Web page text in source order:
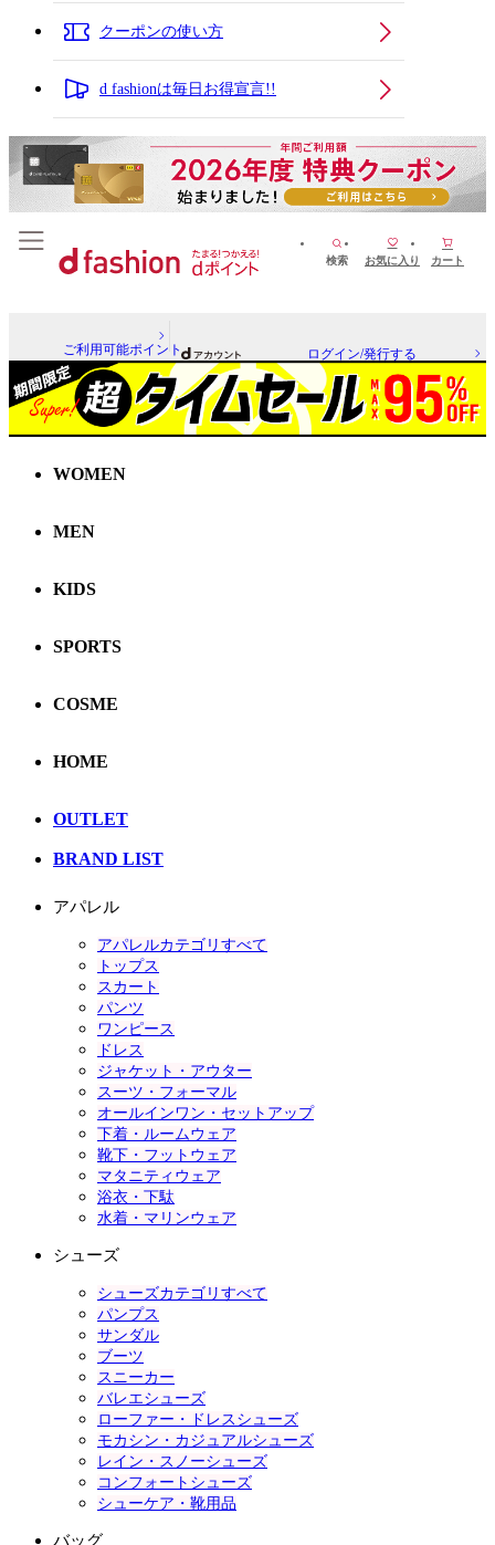
クーポンの使い方
d fashionは毎日お得宣言!!
検索 お気に入り カート
ご利用可能ポイント ログイン/発行する
WOMEN
MEN
KIDS
SPORTS
COSME
HOME
OUTLET
BRAND LIST
アパレル
アパレルカテゴリすべて
トップス
スカート
パンツ
ワンピース
ドレス
ジャケット・アウター
スーツ・フォーマル
オールインワン・セットアップ
下着・ルームウェア
靴下・フットウェア
マタニティウェア
浴衣・下駄
水着・マリンウェア
シューズ
シューズカテゴリすべて
パンプス
サンダル
ブーツ
スニーカー
バレエシューズ
ローファー・ドレスシューズ
モカシン・カジュアルシューズ
レイン・スノーシューズ
コンフォートシューズ
シューケア・靴用品
バッグ